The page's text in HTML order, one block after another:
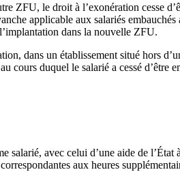
ZFU, le droit à l’exonération cesse
applicable aux salariés
dans la nouvelle ZFU.
dans un établissement situé hors
cours duquel le salarié a cessé d’être
salarié, avec celui d’une aide de
aux heures